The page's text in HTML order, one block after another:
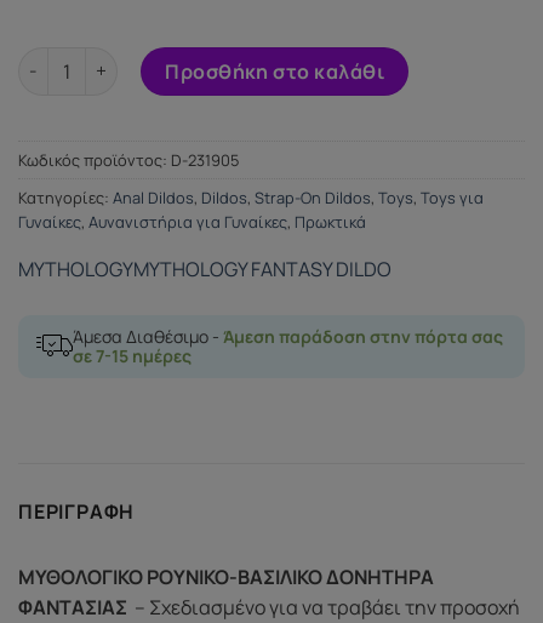
MYTHOLOGY RUNE ROYAL DILDO M ποσότητα
Προσθήκη στο καλάθι
Κωδικός προϊόντος: D-231905
Κατηγορίες: Anal Dildos, Dildos, Strap-Οn Dildos, Toys, Toys για
Γυναίκες, Αυνανιστήρια για Γυναίκες, Πρωκτικά
MYTHOLOGYMYTHOLOGY FANTASY DILDO
Άμεσα Διαθέσιμο - Άμεση παράδοση στην πόρτα σας
σε 7-15 ημέρες
ΠΕΡΙΓΡΑΦΉ
ΜΥΘΟΛΟΓΙΚΟ ΡΟΥΝΙΚΟ-ΒΑΣΙΛΙΚΟ ΔΟΝΗΤΗΡΑ
ΦΑΝΤΑΣΙΑΣ – Σχεδιασμένο για να τραβάει την προσοχή